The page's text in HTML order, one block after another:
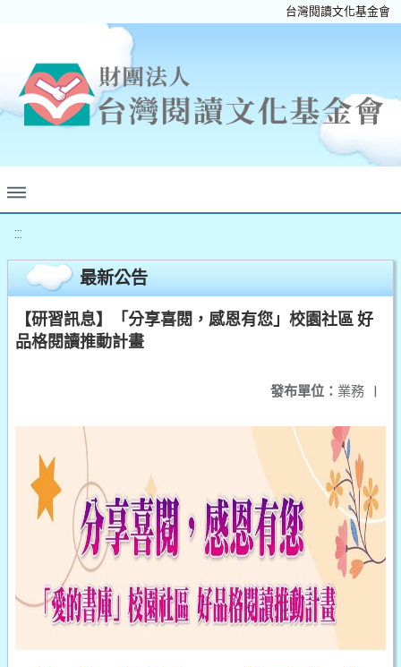
台灣閱讀文化基金會
:::
最新公告
【研習訊息】「分享喜閱，感恩有您」校園社區 好
品格閱讀推動計畫
發布單位： 業務 |